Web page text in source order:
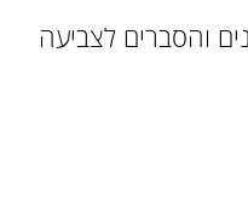
והסברים לצביעה